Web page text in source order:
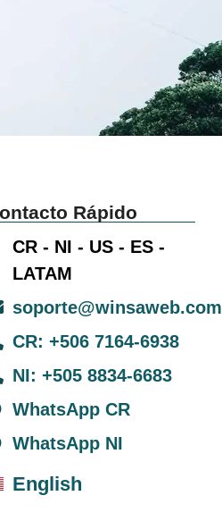
Rápido
CR - NI - US - ES -
LATAM
soporte@winsaweb.com
CR: +506 7164-6938
NI: +505 8834-6683
WhatsApp CR
WhatsApp NI
English